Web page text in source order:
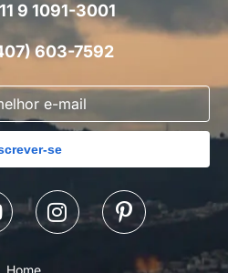
9 1091-3001
603-7592
se